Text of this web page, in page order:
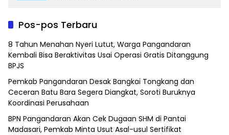
Pos-pos Terbaru
8 Tahun Menahan Nyeri Lutut, Warga Pangandaran
Kembali Bisa Beraktivitas Usai Operasi Gratis Ditanggung
BPJS
Pemkab Pangandaran Desak Bangkai Tongkang dan
Ceceran Batu Bara Segera Diangkat, Soroti Buruknya
Koordinasi Perusahaan
BPN Pangandaran Akan Cek Dugaan SHM di Pantai
Madasari, Pemkab Minta Usut Asal-usul Sertifikat